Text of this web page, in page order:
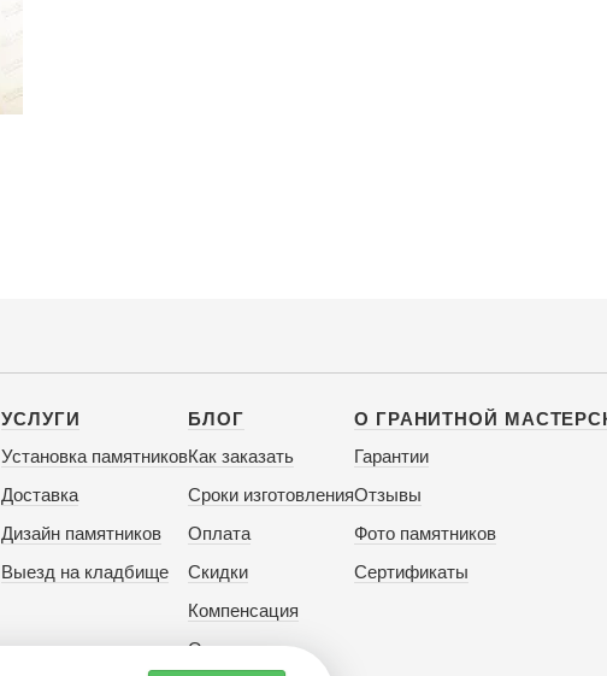
УСЛУГИ
Установка памятников
Доставка
Дизайн памятников
Выезд на кладбище
БЛОГ
Как заказать
Сроки изготовления
Оплата
Скидки
Компенсация
Отзывы
О ГРАНИТНОЙ
Гарантии
Отзывы
Фото памятников
Сертификаты